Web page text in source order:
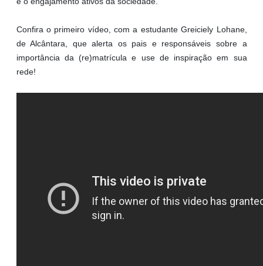
Confira o primeiro vídeo, com a estudante Greiciely Lohane,
de Alcântara, que alerta os pais e responsáveis sobre a
importância da (re)matrícula e use de inspiração em sua
rede!